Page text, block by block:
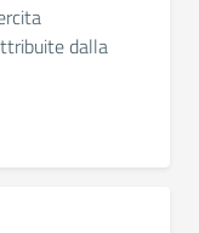
dalla